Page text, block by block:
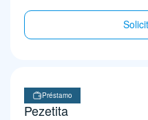
Préstamo
Pezetita